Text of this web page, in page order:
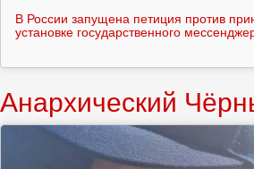
В России запущена петиция против
установке государственного
Анархический